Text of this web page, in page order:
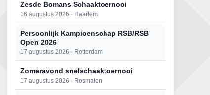
Zesde Bomans Schaaktoernooi
16 augustus 2026 · Haarlem
Persoonlijk Kampioenschap RSB/RSB
Open 2026
17 augustus 2026 · Rotterdam
Zomeravond snelschaaktoernooi
17 augustus 2026 · Rosmalen